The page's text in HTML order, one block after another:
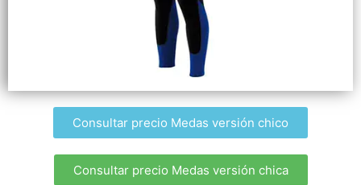
Consultar precio Medas versión chico
Consultar precio Medas versión chica